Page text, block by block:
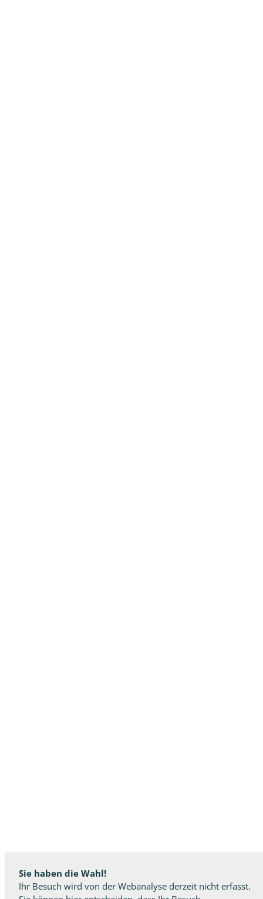
Sie haben die Wahl!
Ihr Besuch wird von der Webanalyse derzeit nicht erfasst.